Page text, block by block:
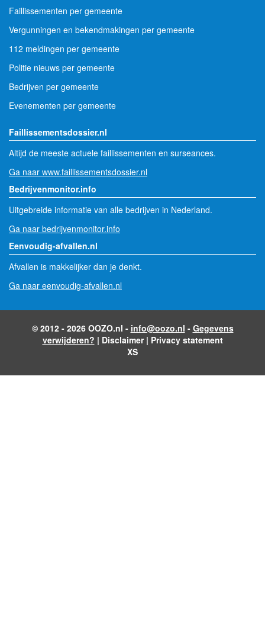
Faillissementen per gemeente
Vergunningen en bekendmakingen per gemeente
112 meldingen per gemeente
Politie nieuws per gemeente
Bedrijven per gemeente
Evenementen per gemeente
Faillissementsdossier.nl
Altijd de meeste actuele faillissementen en surseances.
Ga naar www.faillissementsdossier.nl
Bedrijvenmonitor.info
Uitgebreide informatie van alle bedrijven in Nederland.
Ga naar bedrijvenmonitor.info
Eenvoudig-afvallen.nl
Afvallen is makkelijker dan je denkt.
Ga naar eenvoudig-afvallen.nl
© 2012 - 2026 OOZO.nl - info@oozo.nl - Gegevens
verwijderen? | Disclaimer| Privacy statement
XS